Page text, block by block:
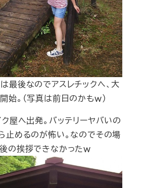
最後なのでアスレチックへ、大
始。（写真は前日のかもｗ）
屋へ出発。バッテリーヤバいの
止めるのが怖い。なのでその場
の挨拶できなかったｗ